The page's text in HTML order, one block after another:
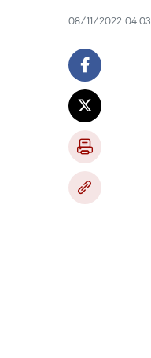
08/11/2022 04:03